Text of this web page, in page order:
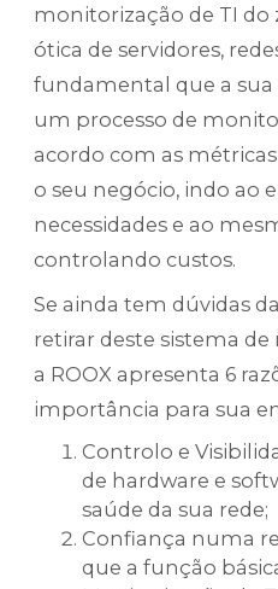
monitorização de TI
ótica de servidores,
fundamental que a
um processo de
acordo com as
o seu negócio, indo ao
necessidades e ao
controlando custos.
Se ainda tem dúvidas
retirar deste sistema
a ROOX apresenta 6
importância para sua
Controlo e
de hardware e
saúde da sua rede;
Confiança numa
que a função